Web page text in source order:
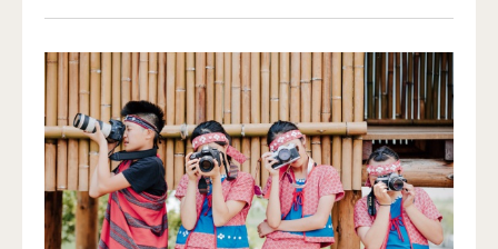
的「英語行動列車」、實踐大學應用外語系講座教授
陳超明主持的「提升台東中小學英語學習實驗合作計
畫」，或是宏達慈善基金會舉辦的台東品格英語學院
及大專志工們下鄉舉辦的寒暑假各種英語營隊等，都
豐富了在地英語學習資源。當公益平台擬定英語營下
個階段的目標時，重新檢視營隊初衷，期待發揮
H2H 團隊的語言優勢，形塑全英語學習情境，
「H2H X Junyi English Camp」由此應運而生。